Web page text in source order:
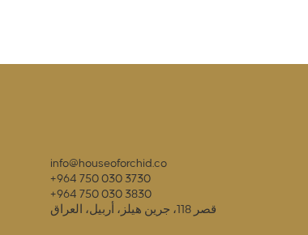
info@houseoforchid.co
+964 750 030 3730
+964 750 030 3830
قصر 118، جرين هيلز، أربيل، العراق